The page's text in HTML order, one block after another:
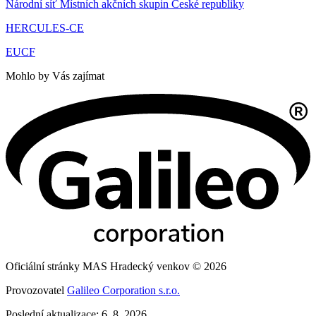
Národní síť Místních akčních skupin České republiky
HERCULES-CE
EUCF
Mohlo by Vás zajímat
Oficiální stránky MAS Hradecký venkov © 2026
Provozovatel Galileo Corporation s.r.o.